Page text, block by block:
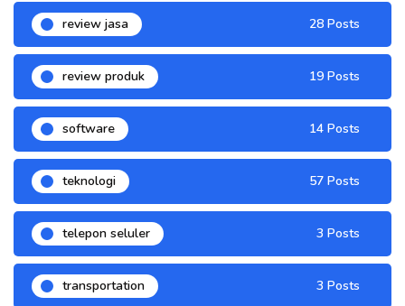
review jasa 28 Posts
review produk 19 Posts
software 14 Posts
teknologi 57 Posts
telepon seluler 3 Posts
transportation 3 Posts